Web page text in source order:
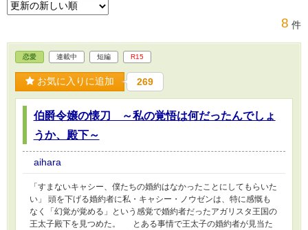
8 件
恋愛 連載中 短編 R15
お気に入りに追加 269
伯爵令嬢の懐刀 ～私の覚悟は何だったんでしょ
うか、殿下～
aihara
「すまないキャシー、僕たちの婚約はなかったことにしてもらいた
い」 頭を下げる婚約者に私・キャシー・ノウゼンは、特に感慨も
なく「幻覚が覚める」という感覚で婚約者だったアガリスタ王国の
王太子殿下を見つめた。 とある事情で王太子の婚約者が見当た